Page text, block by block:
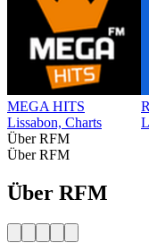
MEGA HITS
Lissabon, Charts
Über RFM
Über RFM
Über RFM